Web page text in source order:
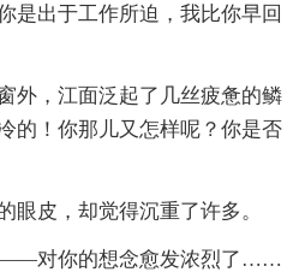
是出于工作所迫，我比你早回
外，江面泛起了几丝疲惫的鳞
的！你那儿又怎样呢？你是否
眼皮，却觉得沉重了许多。
――对你的想念愈发浓烈了……